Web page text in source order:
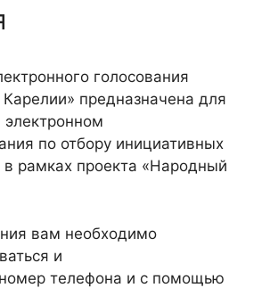
голосования
предназначена для
по отбору инициативных
рамках проекта «Народный
вам необходимо
и
телефона и с помощью